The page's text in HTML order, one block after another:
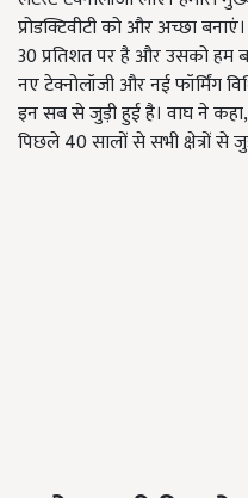
प्रोडक्टिवीटी को और अच्छा
30 प्रतिशत पर है और उसको
नए टेक्नोलॉजी और नई फॉर्मिंग
इन सब से जुड़ी हुई है। वाघ ने
पिछले 40 सालों से सभी क्षेत्रों से